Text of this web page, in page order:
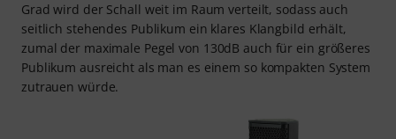
Grad wird der Schall weit im Raum verteilt, sodass auch
seitlich stehendes Publikum ein klares Klangbild erhält,
zumal der maximale Pegel von 130dB auch für ein größeres
Publikum ausreicht als man es einem so kompakten System
zutrauen würde.